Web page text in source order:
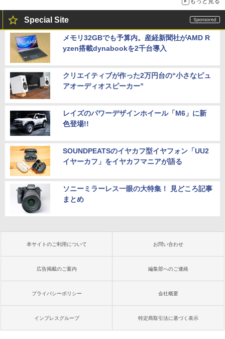
Special Site
メモリ32GBでも予算内。産経新聞社がAMD R
yzen搭載dynabookを2千台導入
クリエイティブが作った2万円台の“小さなピュ
アオーディオスピーカー”
レイズのパワーデザインホイール「M6」に新
色登場!!
SOUNDPEATSのイヤカフ型イヤフォン「UU2
イヤーカフ」をイヤカフマニアが語る
ソニーミラーレス一眼の大特集！ 見どころ記事
まとめ
本サイトのご利用について お問い合わせ
広告掲載のご案内 編集部へのご連絡
プライバシーポリシー 会社概要
インプレスグループ 特定商取引法に基づく表示